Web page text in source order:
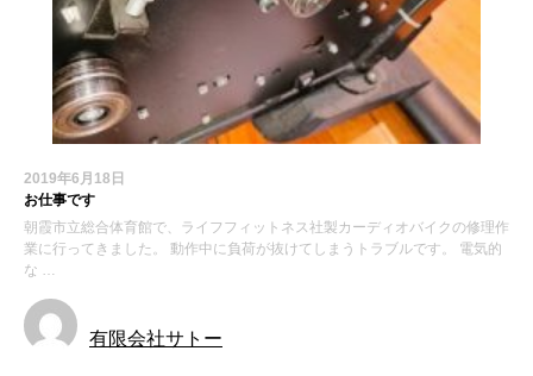
2019年6月18日
お仕事です
朝霞市立総合体育館で、ライフフィットネス社製カーディオバイクの修理作
業に行ってきました。 動作中に負荷が抜けてしまうトラブルです。 電気的
な …
有限会社サトー